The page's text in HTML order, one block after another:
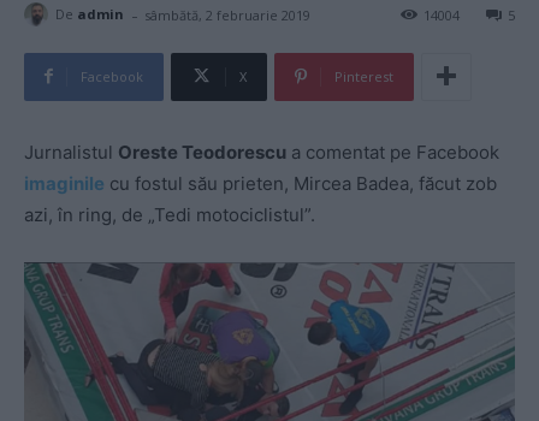
De admin - sâmbătă, 2 februarie 2019 5
14004
Facebook X Pinterest
Jurnalistul Oreste Teodorescu a comentat pe Facebook
imaginile cu fostul său prieten, Mircea Badea, făcut zob
azi, în ring, de „Tedi motociclistul”.